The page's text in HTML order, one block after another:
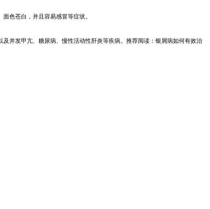
色苍白，并且容易感冒等症状。
并发甲亢、糖尿病、慢性活动性肝炎等疾病。推荐阅读：银屑病如何有效治